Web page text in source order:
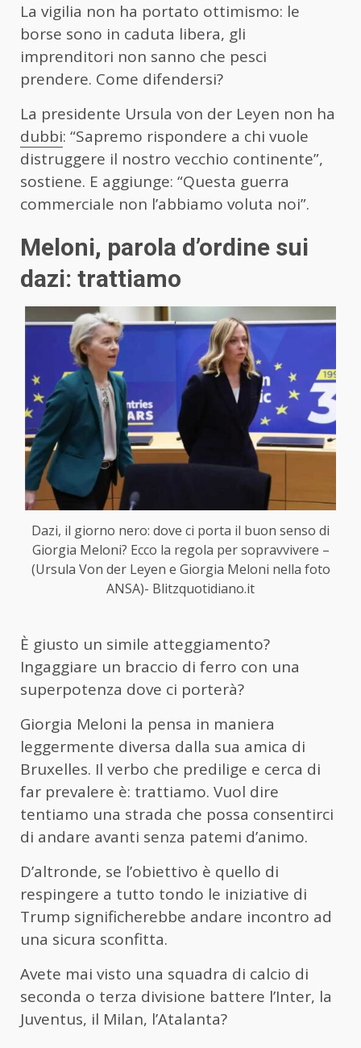
La vigilia non ha portato ottimismo: le
borse sono in caduta libera, gli
imprenditori non sanno che pesci
prendere. Come difendersi?
La presidente Ursula von der Leyen non ha
dubbi: “Sapremo rispondere a chi vuole
distruggere il nostro vecchio continente”,
sostiene. E aggiunge: “Questa guerra
commerciale non l’abbiamo voluta noi”.
Meloni, parola d’ordine sui
dazi: trattiamo
Dazi, il giorno nero: dove ci porta il buon senso di
Giorgia Meloni? Ecco la regola per sopravvivere –
(Ursula Von der Leyen e Giorgia Meloni nella foto
ANSA)- Blitzquotidiano.it
È giusto un simile atteggiamento?
Ingaggiare un braccio di ferro con una
superpotenza dove ci porterà?
Giorgia Meloni la pensa in maniera
leggermente diversa dalla sua amica di
Bruxelles. Il verbo che predilige e cerca di
far prevalere è: trattiamo. Vuol dire
tentiamo una strada che possa consentirci
di andare avanti senza patemi d’animo.
D’altronde, se l’obiettivo è quello di
respingere a tutto tondo le iniziative di
Trump significherebbe andare incontro ad
una sicura sconfitta.
Avete mai visto una squadra di calcio di
seconda o terza divisione battere l’Inter, la
Juventus, il Milan, l’Atalanta?